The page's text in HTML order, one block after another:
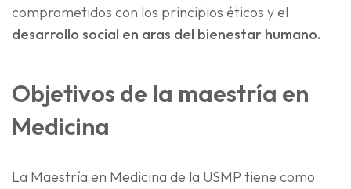
comprometidos con los principios éticos y el
desarrollo social en aras del bienestar humano.
Objetivos de la maestría en
Medicina
La Maestría en Medicina de la USMP tiene como